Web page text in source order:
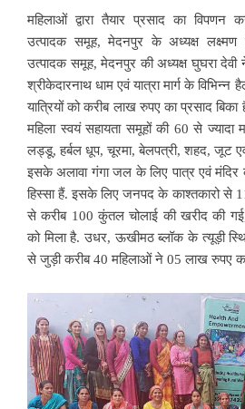
महिलाओं द्वारा तैयार प्रसाद का विपणन
उत्पादक समूह, मेदनपुर के अध्यक्ष लक्ष्मण
उत्पादक समूह, मेदनपुर की अध्यक्ष घुघरा देवी
श्रीकेदारनाथ धाम एवं यात्रा मार्ग के विभिन्न
यात्रियों को करीब लाख रुपए का प्रसाद
महिला स्वयं सहायता समूहों की 60 से ज्यादा
लड्डू, हर्बल धूप, चूरमा, बेलपत्री, शहद, जूट
इसके अलावा गंगा जल के लिए पात्र एवं
हिस्सा हैं. इसके लिए जनपद के काश्तकारो से
से करीब 100 कुंतल चोलाई की खरीद की
को मिला है. उधर, ऊखीमठ ब्लॉक के त्यूड़ी
से जुड़ी करीब 40 महिलाओं ने 05 लाख रुपए का